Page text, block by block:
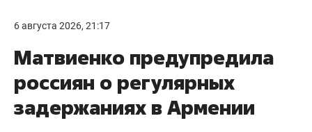
6 августа 2026, 21:17
Матвиенко предупредила
россиян о регулярных
задержаниях в Армении